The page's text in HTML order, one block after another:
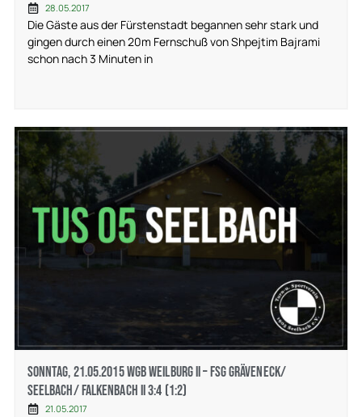
28.05.2017
Die Gäste aus der Fürstenstadt begannen sehr stark und
gingen durch einen 20m Fernschuß von Shpejtim Bajrami
schon nach 3 Minuten in
Sonntag, 21.05.2015 WGB Weilburg II – FSG Gräveneck/
Seelbach/ Falkenbach II 3:4 (1:2)
21.05.2017